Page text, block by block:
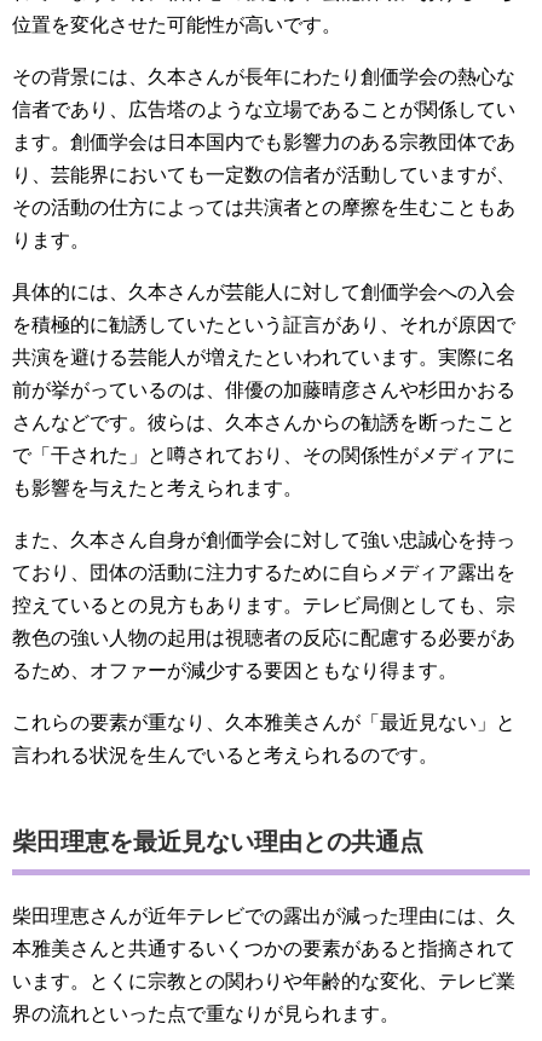
位置を変化させた可能性が高いです。
その背景には、久本さんが長年にわたり創価学会の熱心な
信者であり、広告塔のような立場であることが関係してい
ます。創価学会は日本国内でも影響力のある宗教団体であ
り、芸能界においても一定数の信者が活動していますが、
その活動の仕方によっては共演者との摩擦を生むこともあ
ります。
具体的には、久本さんが芸能人に対して創価学会への入会
を積極的に勧誘していたという証言があり、それが原因で
共演を避ける芸能人が増えたといわれています。実際に名
前が挙がっているのは、俳優の加藤晴彦さんや杉田かおる
さんなどです。彼らは、久本さんからの勧誘を断ったこと
で「干された」と噂されており、その関係性がメディアに
も影響を与えたと考えられます。
また、久本さん自身が創価学会に対して強い忠誠心を持っ
ており、団体の活動に注力するために自らメディア露出を
控えているとの見方もあります。テレビ局側としても、宗
教色の強い人物の起用は視聴者の反応に配慮する必要があ
るため、オファーが減少する要因ともなり得ます。
これらの要素が重なり、久本雅美さんが「最近見ない」と
言われる状況を生んでいると考えられるのです。
柴田理恵を最近見ない理由との共通点
柴田理恵さんが近年テレビでの露出が減った理由には、久
本雅美さんと共通するいくつかの要素があると指摘されて
います。とくに宗教との関わりや年齢的な変化、テレビ業
界の流れといった点で重なりが見られます。